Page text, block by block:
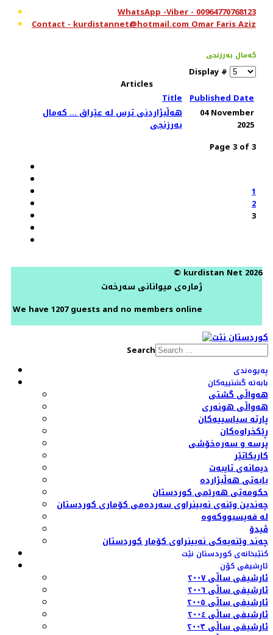
WhatsApp -Viber - 00964770768123
Contact - kurdistannet@hotmail.com Omar Faris Aziz
کەمال بەرزنجی
Display #
Articles
Title Published Date
هەڵبژاردنی ترس لە عێراق ... کەمال
بەرزنجی
04 November
2025
Page 3 of 3
1
2
3
© kurdistan Net 2026
ژمارەی میوانانی سەرخەت
We have 1207 guests and no members online
Search
پەیوەندی
بابەتە گشتییەکان
هەواڵی گشتی
هەواڵی هونەری
پارتە سیاسییەکان
ڕێکخراوەکان
پرسە و سەرەخۆشی
کاریکاتێر
دیمانەی تایبەت
بابەتی هەڵبژاردە
حکومەتی هەرێمی کوردستان
چەندین وێنەی نەبینراوی سەردەمی کۆماری کوردستان
لە فەیسبووکەوە
ڤیدۆ
چەند وێنەیەکی نەبینراوی کۆمار کوردستان
کتێبخانەی کوردستان نێت
ئارشیفی کۆن
ئارشیفی ساڵی ٢٠٠٧
ئارشیفی ساڵی ٢٠٠٦
ئارشیفی ساڵی ٢٠٠٥
ئارشیفی ساڵی ٢٠٠٤
ئارشیفی ساڵی ٢٠٠٣